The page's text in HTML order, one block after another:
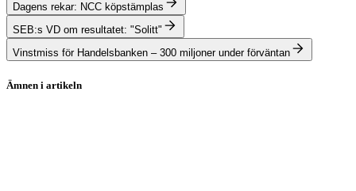
Dagens rekar: NCC köpstämplas
SEB:s VD om resultatet: "Solitt"
Vinstmiss för Handelsbanken – 300 miljoner under förväntan
Ämnen i artikeln